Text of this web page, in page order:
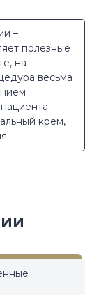
–
полезные
на
весьма
крем,